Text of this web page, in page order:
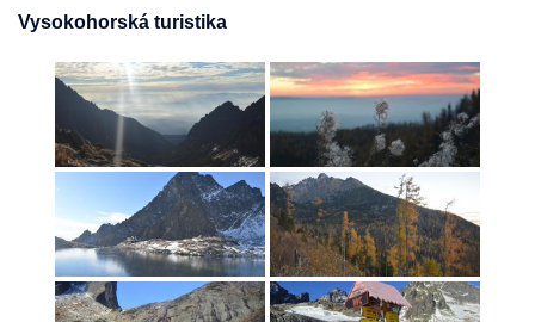
Vysokohorská turistika